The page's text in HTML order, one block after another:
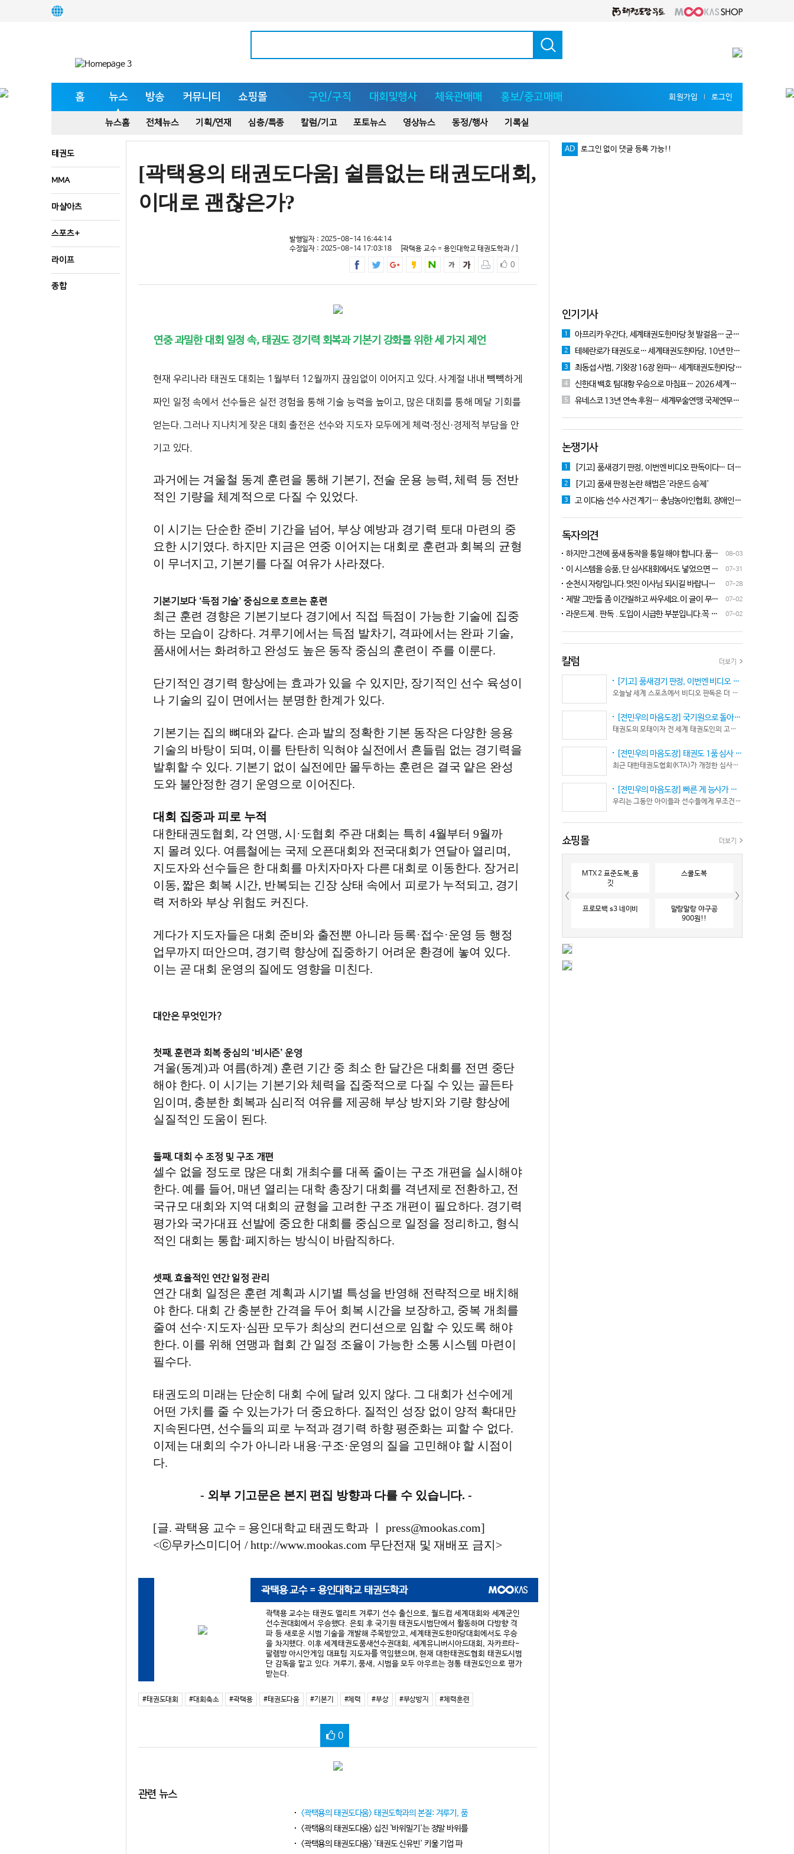
홈 뉴스 방송 커뮤니티 쇼핑몰 구인/구직 대회및행사 체육관매매 홍보/중고매매 회원가입 l 로그인
뉴스홈 전체뉴스 기획/연재 심층/특종 칼럼/기고 포토뉴스 영상뉴스 동정/행사 기록실
태권도
MMA
마샬아츠
스포츠+
라이프
종합
[곽택용의 태권도다움] 쉴틈없는 태권도대회,
이대로 괜찮은가?
발행일자 : 2025-08-14 16:44:14
수정일자 : 2025-08-14 17:03:18
[곽택용 교수 = 용인대학교 태권도학과 / ]
0
연중 과밀한 대회 일정 속, 태권도 경기력 회복과 기본기 강화를 위한 세 가지 제언
현재 우리나라 태권도 대회는 1월부터 12월까지 끊임없이 이어지고 있다. 사계절 내내 빽빽하게
짜인 일정 속에서 선수들은 실전 경험을 통해 기술 능력을 높이고, 많은 대회를 통해 메달 기회를
얻는다. 그러나 지나치게 잦은 대회 출전은 선수와 지도자 모두에게 체력·정신·경제적 부담을 안
기고 있다.
과거에는 겨울철 동계 훈련을 통해 기본기, 전술 운용 능력, 체력 등 전반
적인 기량을 체계적으로 다질 수 있었다.
이 시기는 단순한 준비 기간을 넘어, 부상 예방과 경기력 토대 마련의 중
요한 시기였다. 하지만 지금은 연중 이어지는 대회로 훈련과 회복의 균형
이 무너지고, 기본기를 다질 여유가 사라졌다.
기본기보다 ‘득점 기술’ 중심으로 흐르는 훈련
최근 훈련 경향은 기본기보다 경기에서 직접 득점이 가능한 기술에 집중
하는 모습이 강하다. 겨루기에서는 득점 발차기, 격파에서는 완파 기술,
품새에서는 화려하고 완성도 높은 동작 중심의 훈련이 주를 이룬다.
단기적인 경기력 향상에는 효과가 있을 수 있지만, 장기적인 선수 육성이
나 기술의 깊이 면에서는 분명한 한계가 있다.
기본기는 집의 뼈대와 같다. 손과 발의 정확한 기본 동작은 다양한 응용
기술의 바탕이 되며, 이를 탄탄히 익혀야 실전에서 흔들림 없는 경기력을
발휘할 수 있다. 기본기 없이 실전에만 몰두하는 훈련은 결국 얕은 완성
도와 불안정한 경기 운영으로 이어진다.
대회 집중과 피로 누적
대한태권도협회, 각 연맹, 시·도협회 주관 대회는 특히 4월부터 9월까
지 몰려 있다. 여름철에는 국제 오픈대회와 전국대회가 연달아 열리며,
지도자와 선수들은 한 대회를 마치자마자 다른 대회로 이동한다. 장거리
이동, 짧은 회복 시간, 반복되는 긴장 상태 속에서 피로가 누적되고, 경기
력 저하와 부상 위험도 커진다.
게다가 지도자들은 대회 준비와 출전뿐 아니라 등록·접수·운영 등 행정
업무까지 떠안으며, 경기력 향상에 집중하기 어려운 환경에 놓여 있다.
이는 곧 대회 운영의 질에도 영향을 미친다.
대안은 무엇인가?
첫째. 훈련과 회복 중심의 ‘비시즌’ 운영
겨울(동계)과 여름(하계) 훈련 기간 중 최소 한 달간은 대회를 전면 중단
해야 한다. 이 시기는 기본기와 체력을 집중적으로 다질 수 있는 골든타
임이며, 충분한 회복과 심리적 여유를 제공해 부상 방지와 기량 향상에
실질적인 도움이 된다.
둘째. 대회 수 조정 및 구조 개편
셀수 없을 정도로 많은 대회 개최수를 대폭 줄이는 구조 개편을 실시해야
한다. 예를 들어, 매년 열리는 대학 총장기 대회를 격년제로 전환하고, 전
국규모 대회와 지역 대회의 균형을 고려한 구조 개편이 필요하다. 경기력
평가와 국가대표 선발에 중요한 대회를 중심으로 일정을 정리하고, 형식
적인 대회는 통합·폐지하는 방식이 바람직하다.
셋째. 효율적인 연간 일정 관리
연간 대회 일정은 훈련 계획과 시기별 특성을 반영해 전략적으로 배치해
야 한다. 대회 간 충분한 간격을 두어 회복 시간을 보장하고, 중복 개최를
줄여 선수·지도자·심판 모두가 최상의 컨디션으로 임할 수 있도록 해야
한다. 이를 위해 연맹과 협회 간 일정 조율이 가능한 소통 시스템 마련이
필수다.
태권도의 미래는 단순히 대회 수에 달려 있지 않다. 그 대회가 선수에게
어떤 가치를 줄 수 있는가가 더 중요하다. 질적인 성장 없이 양적 확대만
지속된다면, 선수들의 피로 누적과 경기력 하향 평준화는 피할 수 없다.
이제는 대회의 수가 아니라 내용·구조·운영의 질을 고민해야 할 시점이
다.
- 외부 기고문은 본지 편집 방향과 다를 수 있습니다. -
[글. 곽택용 교수 = 용인대학교 태권도학과 ㅣ press@mookas.com]
<ⓒ무카스미디어 / http://www.mookas.com 무단전재 및 재배포 금지>
곽택용 교수 = 용인대학교 태권도학과
곽택용 교수는 태권도 엘리트 겨루기 선수 출신으로, 월드컵 세계대회와 세계군인
선수권대회에서 우승했다. 은퇴 후 국기원 태권도시범단에서 활동하며 다방향 격
파 등 새로운 시범 기술을 개발해 주목받았고, 세계태권도한마당대회에서도 우승
을 차지했다. 이후 세계태권도품새선수권대회, 세계유니버시아드대회, 자카르타-
팔렘방 아시안게임 대표팀 지도자를 역임했으며, 현재 대한태권도협회 태권도시범
단 감독을 맡고 있다. 겨루기, 품새, 시범을 모두 아우르는 정통 태권도인으로 평가
받는다.
#태권도대회 #대회축소 #곽택용 #태권도다움 #기본기 #체력 #부상 #부상방지 #체력훈련
0
관련 뉴스
<곽택용의 태권도다움> 태권도학과의 본질: 겨루기, 품
<곽택용의 태권도다움> 십진 '바위밀기'는 정말 바위를
<곽택용의 태권도다움> '태권도 신유빈' 키울 기업 파
AD 로그인 없이 댓글 등록 가능!!
인기기사
1 아프리카 우간다, 세계태권도한마당 첫 발걸음… 군의관 콘데 "잊지 못할 경험"
2 테헤란로가 태권도로… 세계태권도한마당, 10년 만에 국기원서 개막!
3 최동섭 사범, 기왓장 16장 완파… 세계태권도한마당 주먹격파 우승
4 신한대 백호 팀대항 우승으로 마침표… 2026 세계태권도한마당 폐막
5 유네스코 13년 연속 후원… 세계무술연맹 국제연무대회 10월 충주서 개막
논쟁기사
1 [기고] 품새경기 판정, 이번엔 비디오 판독이다… 더 이상 미룰 수 없다
2 [기고] 품새 판정 논란 해법은 '라운드 승제'
3 고 이다솜 선수 사건 계기… 충남농아인협회, 장애인체육 제도개선 9개 정책 제안
독자의견
08-03
하지만 그전에 품새 동작을 통일 해야 합니다.품새
심판 교육에 여러번 참석 했었는데, 강사 마다 동작
할수가 없습니다.하루빨리 강사들이 함께 모여 동
작을 통일 시켜야지 안그러면 항상 분쟁이 생깁니
다.
07-31
이 시스템을 승품, 단 심사대회에서도 넣었으면 좋
겠네요.심사위원들이 일부러 불합격시키고, 이 부
했는데, 번복이 안된답니다.ㅋㅋㅋㅋㅋ 심사위원들
눈이 전부 달라서, 이렇다, 저렇다 말을 할수가 없다
07-28
순천시 자랑입니다.멋진 이사님 되시길 바랍니다
^^♡
07-02
제발 그만들 좀 이간질하고 싸우세요.이 글이 무엇
이 문제인가요?무엇을 얘기하려는지 의도가 무엇
이 노력해 보자는 그런 글 같은데품새 얘기 하는데
왜 갑자기 심판 가오 얘기에 핑크색 옷 얘기 같은 비
하 발언에......답답하시니 그러시겠지만 태권도
"도" 는 지키시며 발언하세요.심판들 또한 이런 말
나오지 않도록 자존심 상하지 않도록 부단히 노력해
야 함은 확실합니다.부끄러운 일 들이 없도록 해야
좋게만 보지 말고 잘하는 건 잘한다고 인정해주고
못하는 건 고치도록 해주셔야지어떠한 글인지 파악
도 못하고 일방적으로 나쁘게 표현하는 글은 보기가
좋지 않습니다.
07-02
라운드제 . 판독 . 도입이 시급한 부분입니다.꼭 승
고 다른 생각 없이 오로지 품새 판정에만 집중 하도
칼럼 더보기
[기고] 품새경기 판정, 이번엔 비디오 판독이다… 더 이상 미룰 수 없다
오늘날 세계 스포츠에서 비디오 판독은 더 이상 선택이 아니다. 선수의 땀과 노력, 경기 결과의 공정성을 지키기 위한 최소한의 안전장치이자 국제 스포츠의 보편적인 기준이 됐다.
[전민우의 마음도장] 국기원으로 돌아온 한마당… 그 안에서 마주하는 '도장(道場)의 본질’
태권도의 모태이자 전 세계 태권도인의 고향, 국기원 도장 위에 다시 뜨거운 기합 소리가 웅장하게 울려 퍼질 예정이다. 오랜만에 국기원에서 펼쳐지는 이번 세계태권도한마당은 단순한 대회 개최를 넘어 국경과 인종, 세대를 넘어 하나의 마음으로 모인 전 세계 태권도인들의 가슴속에 묵직한 설렘과 숭고한 감회를 불러일으킨다.
[전민우의 마음도장] 태권도 1품 심사 완화... 문턱은 낮아졌지만, 계단은 더욱 가팔라졌다!
최근 대한태권도협회(KTA)가 개정한 심사시행 규정이 도장가에 화두를 던지고 있다. 저연령 1품(단) 심사 시 지정 품새의 추첨 범위와 시기를 완화해 각 시도협회가 사실상 태극 1장부터 5장까지로 지정을 축소할 수 있는 제도적 근거를 마련했다.
[전민우의 마음도장] 빠른 게 능사가 아니다… 엘리트 선수의 '기다림'
우리는 그동안 아이들과 선수들에게 무조건 “빨리 반응하라”고 다그치기만 했던 것은 아닐까? 진정한 탁월함은 단순히 근육의 수축 속도가 빠른 데서 오지 않는다. 복잡하고 긴박한 1대 1 격투 상황 속에서 ‘언제 멈추고, 언제 폭발할 것인가’를 통제하는 타이밍 조절 능력과 상황 인식(Situational Awareness)에서 온다.
쇼핑몰 더보기
MTX 2 표준도복_품
깃
스쿨도복
프로모백 s3 네이비
말랑말랑 야구공
900원!!